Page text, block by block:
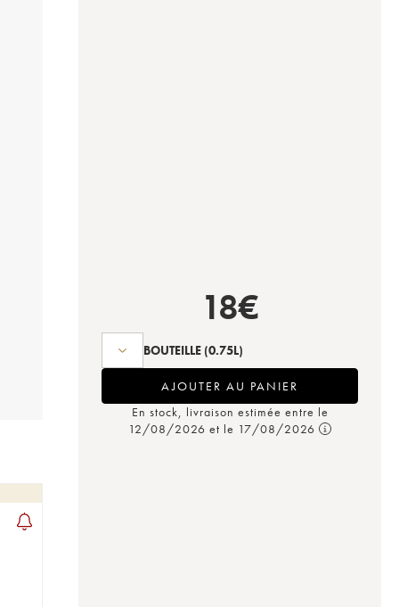
18€
BOUTEILLE (0.75L)
AJOUTER AU PANIER
En stock, livraison estimée entre le
12/08/2026 et le 17/08/2026